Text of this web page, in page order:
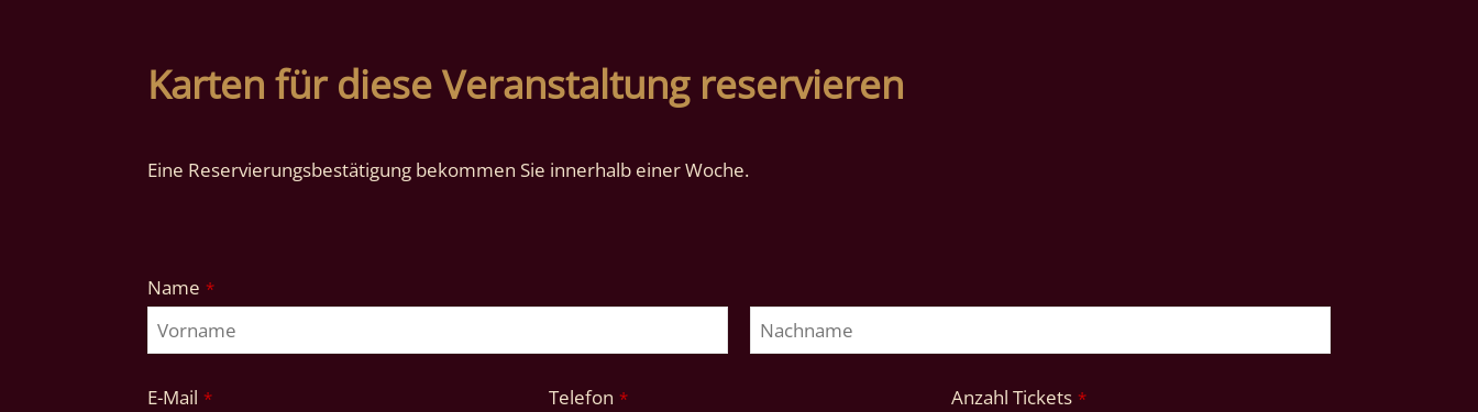
Karten für diese Veranstaltung reservieren
Eine Reservierungsbestätigung bekommen Sie innerhalb einer Woche.
Name *
E-Mail * Telefon * Anzahl Tickets *